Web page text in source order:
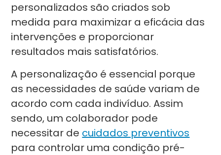
personalizados são criados sob
medida para maximizar a eficácia das
intervenções e proporcionar
resultados mais satisfatórios.
A personalização é essencial porque
as necessidades de saúde variam de
acordo com cada indivíduo. Assim
sendo, um colaborador pode
necessitar de cuidados preventivos
para controlar uma condição pré-